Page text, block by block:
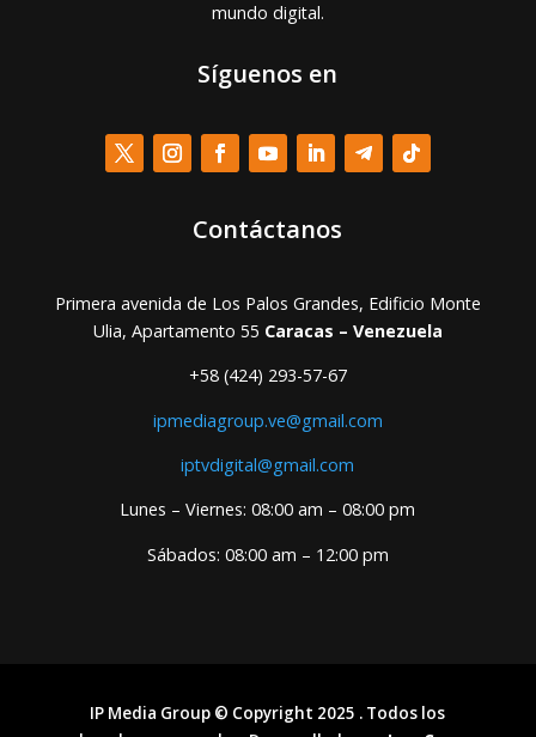
mundo digital.
Síguenos en
Contáctanos
Primera avenida de Los Palos Grandes, Edificio Monte
Ulia, Apartamento 55 Caracas – Venezuela
+58 (424) 293-57-67
ipmediagroup.ve@gmail.com
iptvdigital@gmail.com
Lunes – Viernes: 08:00 am – 08:00 pm
Sábados: 08:00 am – 12:00 pm
IP Media Group © Copyright 2025 . Todos los